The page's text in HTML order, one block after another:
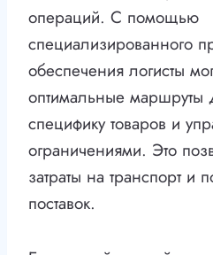
операций. С помощью
специализированного
обеспечения логисты
оптимальные маршруты
специфику товаров и
ограничениями. Это
затраты на транспорт и
поставок.